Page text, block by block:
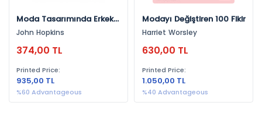
Moda Tasarımında Erkek
Giyim
John Hopkins
374,00 TL
Printed Price:
935,00 TL
%60 Advantageous
Modayı Değiştiren 100 Fikir
Harriet Worsley
630,00 TL
Printed Price:
1.050,00 TL
%40 Advantageous